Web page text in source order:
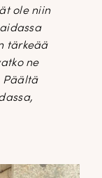
ole niin
tärkeää
ne
Päältä